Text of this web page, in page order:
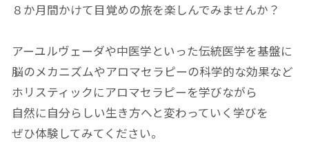
８か月間かけて目覚めの旅を楽しんでみませんか？
アーユルヴェーダや中医学といった伝統医学を基盤に
脳のメカニズムやアロマセラピーの科学的な効果など
ホリスティックにアロマセラピーを学びながら
自然に自分らしい生き方へと変わっていく学びを
ぜひ体験してみてください。